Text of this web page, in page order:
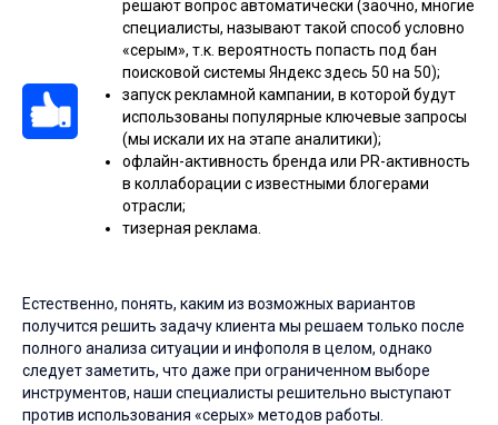
решают вопрос автоматически (заочно, многие
специалисты, называют такой способ условно
«серым», т.к. вероятность попасть под бан
поисковой системы Яндекс здесь 50 на 50);
запуск рекламной кампании, в которой будут
использованы популярные ключевые запросы
(мы искали их на этапе аналитики);
офлайн-активность бренда или PR-активность
в коллаборации с известными блогерами
отрасли;
тизерная реклама.
Естественно, понять, каким из возможных вариантов
получится решить задачу клиента мы решаем только после
полного анализа ситуации и инфополя в целом, однако
следует заметить, что даже при ограниченном выборе
инструментов, наши специалисты решительно выступают
против использования «серых» методов работы.